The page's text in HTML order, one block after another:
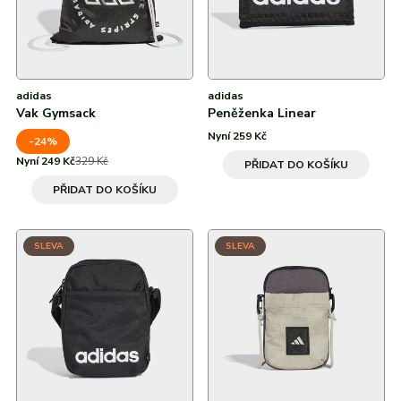
adidas
Vak Gymsack
-24%
Nyní 249 Kč329 Kč
PŘIDAT DO KOŠÍKU
adidas
Peněženka Linear
Nyní 259 Kč
PŘIDAT DO KOŠÍKU
SLEVA SLEVA